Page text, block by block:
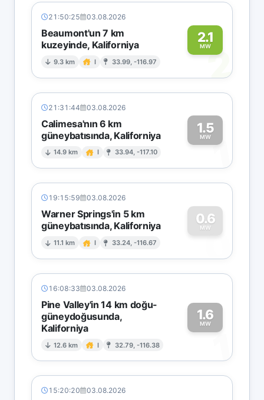
21:50:25 03.08.2026
Beaumont'un 7 km
kuzeyinde, Kaliforniya
9.3 km I 33.99, -116.97
2.1
MW
2
21:31:44 03.08.2026
Calimesa'nın 6 km
güneybatısında, Kaliforniya
14.9 km I 33.94, -117.10
1.5
MW1
19:15:59 03.08.2026
Warner Springs'in 5 km
güneybatısında, Kaliforniya
11.1 km I 33.24, -116.67
0.6
MW
0
16:08:33 03.08.2026
Pine Valley'in 14 km doğu-
güneydoğusunda,
Kaliforniya
12.6 km I 32.79, -116.38
1.6
MW
1
15:20:20 03.08.2026